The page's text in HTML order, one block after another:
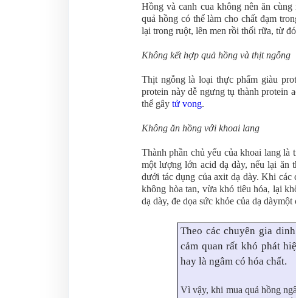
Hồng và canh cua không nên ăn
quả hồng có thể làm cho chất đạm
lại trong ruột, lên men rồi thối rữa, từ
Không kết hợp quả hồng và thịt ngỗng
Thịt ngỗng là loại thực phẩm giàu
protein này dễ ngưng tụ thành protein
thể gây tử vong.
Không ăn hồng với khoai lang
Thành phần chủ yếu của khoai lang là
một lượng lớn acid dạ dày, nếu lại ăn
dưới tác dụng của axit dạ dày. Khi các
không hòa tan, vừa khó tiêu hóa, lại
dạ dày, đe dọa sức khỏe của dạ
Theo các chuyên gia
cảm quan rất khó phát
hay là ngâm có hóa chất.
Vì vậy, khi mua quả hồng